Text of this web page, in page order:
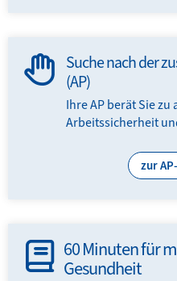
Suche nach der
(AP)
Ihre AP berät Sie
Arbeitssicherheit
zur
60 Minuten für
Gesundheit